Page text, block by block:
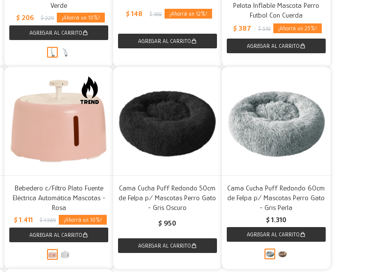
Verde
$ 206 $ 229 10 $ 148 $ 169 12
Pelota Inflable Mascota Perro
Futbol Con Cuerda
$ 387 $ 519 25
Bebedero c/Filtro Plato Fuente
Eléctrica Automática Mascotas -
Rosa
$ 1.411 $ 1.569 10
Cama Cucha Puff Redondo 50cm
de Felpa p/ Mascotas Perro Gato
- Gris Oscuro
$ 950
Cama Cucha Puff Redondo 60cm
de Felpa p/ Mascotas Perro Gato
- Gris Perla
$ 1.310